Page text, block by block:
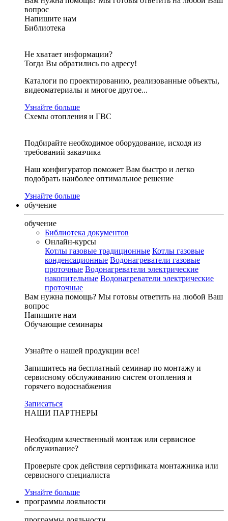
вопрос
Напишите нам
Библиотека
Не хватает информации?
Тогда Вы обратились по адресу!
Каталоги по проектированию, реализованные объекты,
видеоматериалы и многое другое...
Узнайте больше
Схемы отопления и ГВС
Подбирайте необходимое оборудование, исходя из
требований заказчика
Наш конфигуратор поможет Вам быстро и легко
подобрать наиболее оптимальное решение
Узнайте больше
обучение
обучение
Библиотека документов
Онлайн-курсы
Котлы газовые традиционные Котлы газовые
конденсационные Водонагреватели газовые
проточные Водонагреватели электрические
накопительные Водонагреватели электрические
проточные
Вам нужна помощь? Мы готовы ответить на любой Ваш
вопрос
Напишите нам
Обучающие семинары
Узнайте о нашей продукции все!
Запишитесь на бесплатный семинар по монтажу и
сервисному обслуживанию систем отопления и
горячего водоснабжения
Записаться
НАШИ ПАРТНЕРЫ
Необходим качественный монтаж или сервисное
обслуживание?
Проверьте срок действия сертификата монтажника или
сервисного специалиста
Узнайте больше
программы лояльности